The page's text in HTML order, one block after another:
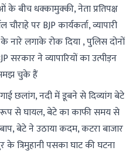
बीच धक्कामुक्की, नेता प्रतिपक्ष
पर BJP कार्यकर्ता, व्यापारी
नारे लगाके रोक दिया , पुलिस दोनों
ने व्यापारियों का उत्पीड़न
समझ चुके हैं
छलांग, नदी में डूबने से दिव्यांग बेटे
रूप से घायल, बेटे का काफी समय से
बेटे ने उठाया कदम, कटरा बाजार
के त्रिमुहानी पसका घाट की घटना